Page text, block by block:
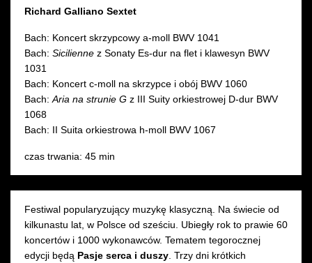
Richard Galliano Sextet
Bach: Koncert skrzypcowy a-moll BWV 1041
Bach: Sicilienne z Sonaty Es-dur na flet i klawesyn BWV
1031
Bach: Koncert c-moll na skrzypce i obój BWV 1060
Bach: Aria na strunie G z III Suity orkiestrowej D-dur BWV
1068
Bach: II Suita orkiestrowa h-moll BWV 1067
czas trwania: 45 min
Festiwal popularyzujący muzykę klasyczną. Na świecie od
kilkunastu lat, w Polsce od sześciu. Ubiegły rok to prawie 60
koncertów i 1000 wykonawców. Tematem tegorocznej
edycji będą Pasje serca i duszy . Trzy dni krótkich